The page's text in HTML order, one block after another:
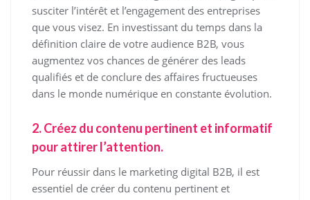
susciter l’intérêt et l’engagement des entreprises
que vous visez. En investissant du temps dans la
définition claire de votre audience B2B, vous
augmentez vos chances de générer des leads
qualifiés et de conclure des affaires fructueuses
dans le monde numérique en constante évolution.
2. Créez du contenu pertinent et informatif
pour attirer l’attention.
Pour réussir dans le marketing digital B2B, il est
essentiel de créer du contenu pertinent et